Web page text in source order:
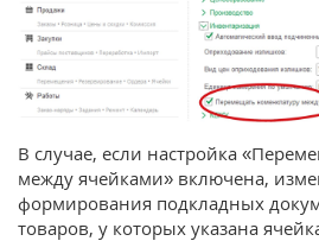
В случае, если настройка
между ячейками» включена,
формирования подкладных
товаров, у которых указана